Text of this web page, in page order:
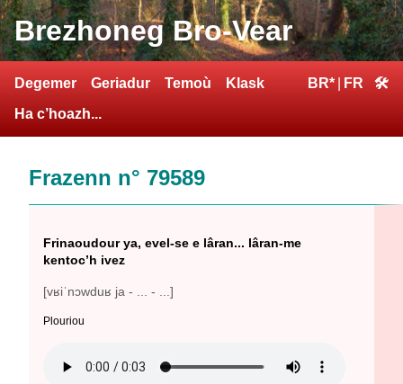
Brezhoneg Bro-Vear
Degemer Geriadur Temoù
Klask
Ha c’hoazh...
BR* FR 🛠
Frazenn n° 79589
Frinaoudour ya, evel-se e lâran... lâran-me
kentoc’h ivez
[vʁiˈnɔwduʁ ja - ... - ...]
Plouriou